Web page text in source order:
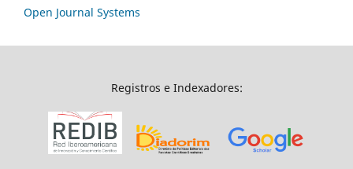
Open Journal Systems
Registros e Indexadores: